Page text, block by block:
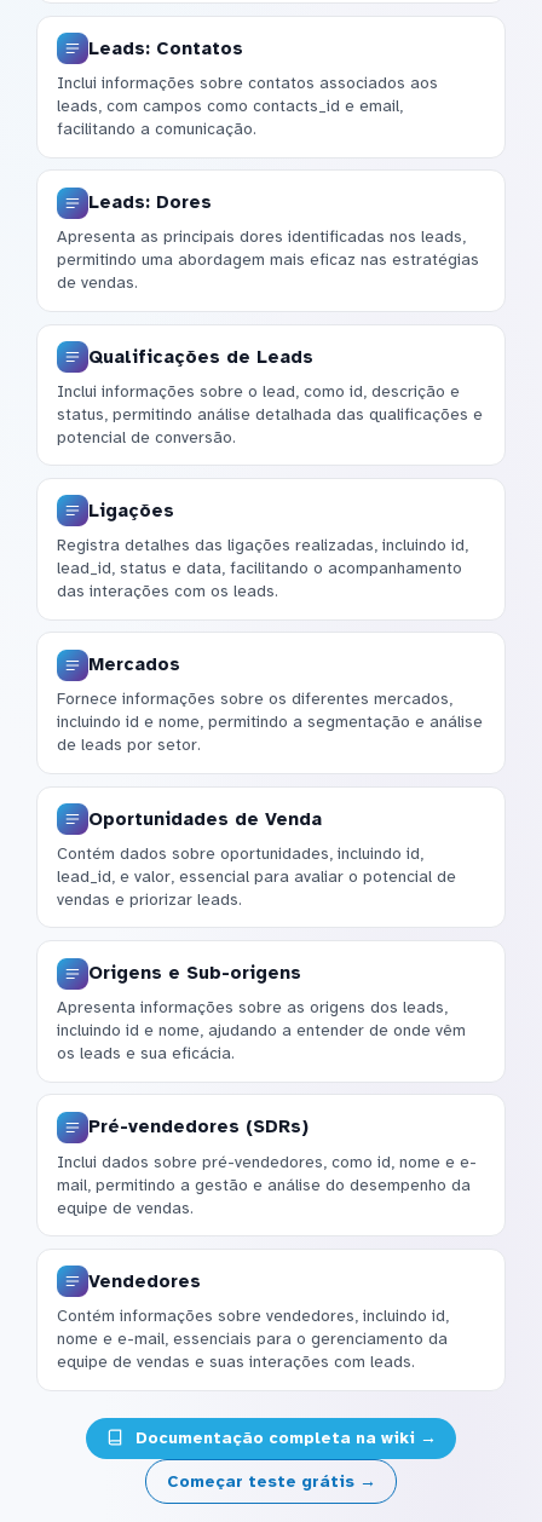
Leads: Contatos
Inclui informações sobre contatos associados aos
leads, com campos como contacts_id e email,
facilitando a comunicação.
Leads: Dores
Apresenta as principais dores identificadas nos leads,
permitindo uma abordagem mais eficaz nas estratégias
de vendas.
Qualificações de Leads
Inclui informações sobre o lead, como id, descrição e
status, permitindo análise detalhada das qualificações e
potencial de conversão.
Ligações
Registra detalhes das ligações realizadas, incluindo id,
lead_id, status e data, facilitando o acompanhamento
das interações com os leads.
Mercados
Fornece informações sobre os diferentes mercados,
incluindo id e nome, permitindo a segmentação e análise
de leads por setor.
Oportunidades de Venda
Contém dados sobre oportunidades, incluindo id,
lead_id, e valor, essencial para avaliar o potencial de
vendas e priorizar leads.
Origens e Sub-origens
Apresenta informações sobre as origens dos leads,
incluindo id e nome, ajudando a entender de onde vêm
os leads e sua eficácia.
Pré-vendedores (SDRs)
Inclui dados sobre pré-vendedores, como id, nome e e-
mail, permitindo a gestão e análise do desempenho da
equipe de vendas.
Vendedores
Contém informações sobre vendedores, incluindo id,
nome e e-mail, essenciais para o gerenciamento da
equipe de vendas e suas interações com leads.
Documentação completa na wiki →
Começar teste grátis →